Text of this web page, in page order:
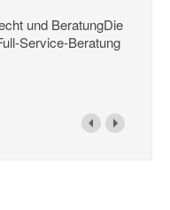
und BeratungDie
Service-Beratung